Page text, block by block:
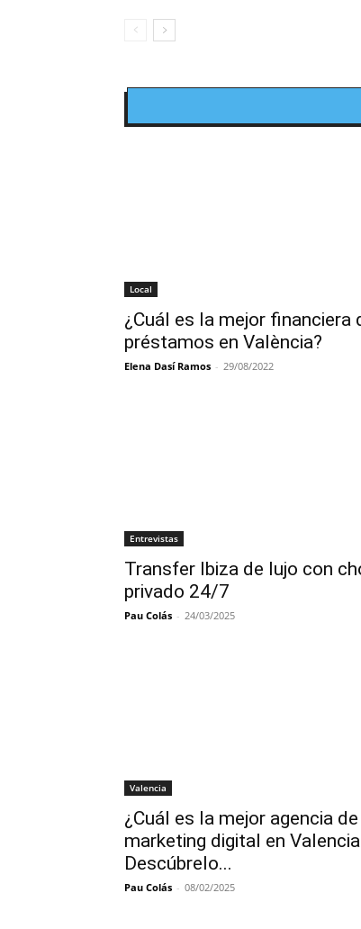
Local
¿Cuál es la mejor financiera
préstamos en València?
Elena Dasí Ramos - 29/08/2022
Entrevistas
Transfer Ibiza de lujo con
privado 24/7
Pau Colás - 24/03/2025
Valencia
¿Cuál es la mejor agencia de
marketing digital en
Descúbrelo...
Pau Colás - 08/02/2025